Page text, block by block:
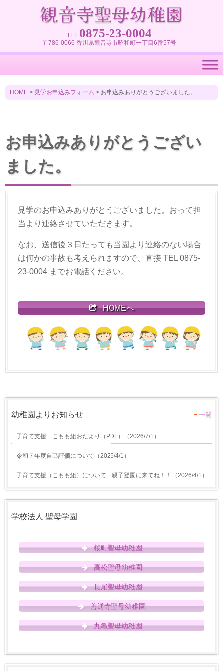
TEL:0875-23-0004
〒786-0066 香川県観音寺市昭和町一丁目6番57号
HOME > 見学お申込みフォーム > お申込みありがとうございました。
お申込みありがとうござい
ました。
見学のお申込みありがとうございました。おって担
当より連絡させていただきます。
なお、送信後３日たっても当園より連絡のない場合
は何かの事故も考えられますので、直接 TEL 0875-
23-0004 までお電話ください。
HOMEへ
幼稚園よりお知らせ 一覧
子育て支援 こもも組おたより（PDF） （2026/7/1 ）
令和７年度自己評価について （2026/4/1 ）
子育て支援（こもも組）について 親子登園に来てね！！ （2026/4/1 ）
学校法人 聖母学園
桜町聖母幼稚園
高松聖母幼稚園
長尾聖母幼稚園
善通寺聖母幼稚園
丸亀聖母幼稚園